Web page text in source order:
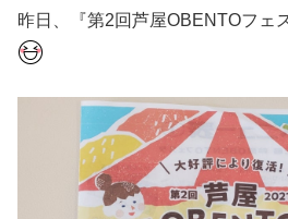
昨日、『第2回芦屋OBENTOフェ